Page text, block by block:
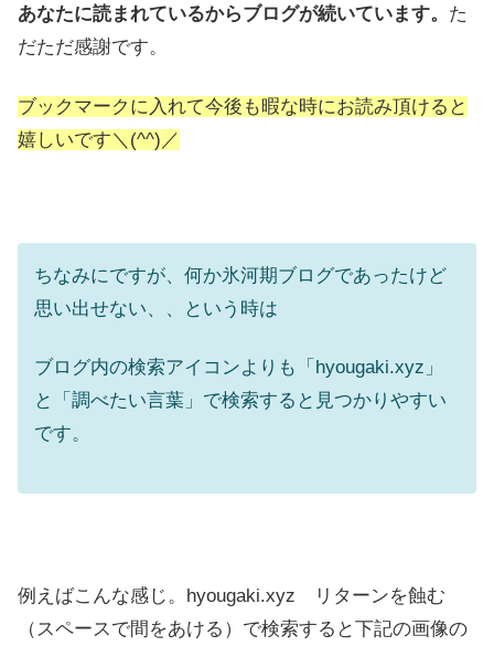
あなたに読まれているからブログが続いています。 た
だただ感謝です。
ブックマークに入れて今後も暇な時にお読み頂けると
嬉しいです＼(^^)／
ちなみにですが、何か氷河期ブログであったけど
思い出せない、、という時は
ブログ内の検索アイコンよりも「hyougaki.xyz」
と「調べたい言葉」で検索すると見つかりやすい
です。
例えばこんな感じ。hyougaki.xyz リターンを蝕む
（スペースで間をあける）で検索すると下記の画像の